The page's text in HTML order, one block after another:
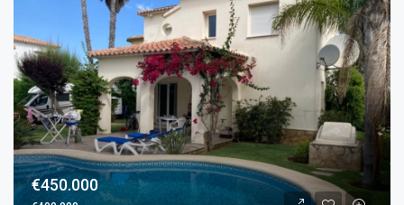
€450.000